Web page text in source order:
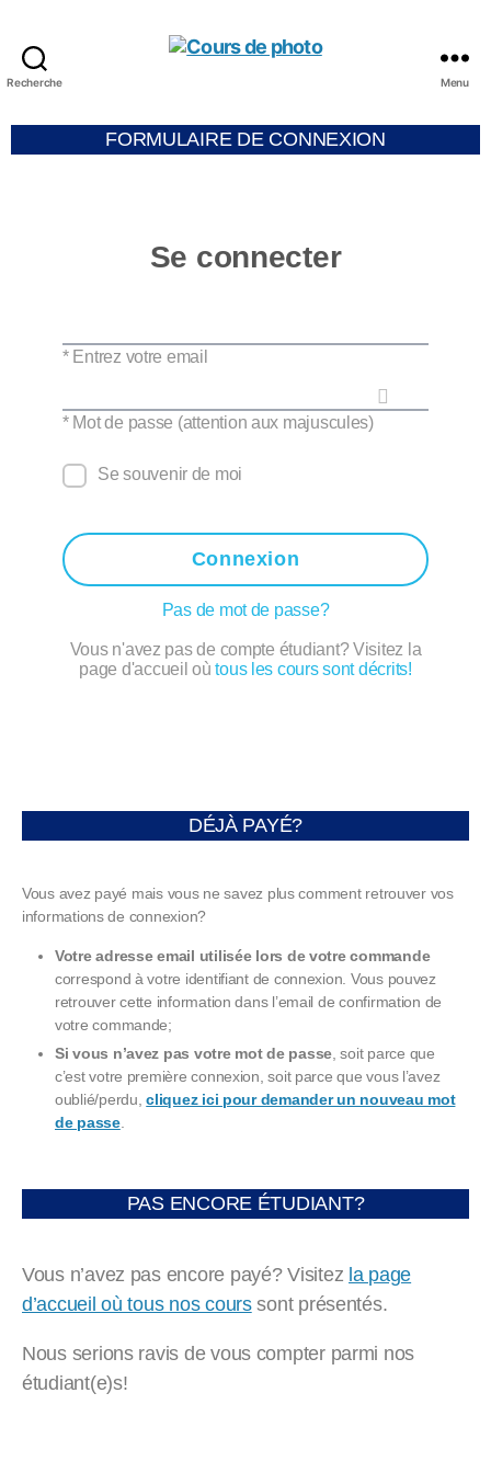
Recherche Menu
FORMULAIRE DE CONNEXION
Se connecter
* Entrez votre email
* Mot de passe (attention aux majuscules)
Se souvenir de moi
Connexion
Pas de mot de passe?
Vous n'avez pas de compte étudiant? Visitez la
page d'accueil oùtous les cours sont décrits!
DÉJÀ PAYÉ?
Vous avez payé mais vous ne savez plus comment retrouver vos
informations de connexion?
Votre adresse email utilisée lors de votre commande
correspond à votre identifiant de connexion. Vous pouvez
retrouver cette information dans l’email de confirmation de
votre commande;
Si vous n’avez pas votre mot de passe , soit parce que
c’est votre première connexion, soit parce que vous l’avez
oublié/perdu,cliquez ici pour demander un nouveau mot
de passe.
PAS ENCORE ÉTUDIANT?
Vous n’avez pas encore payé? Visitez la page
d’accueil où tous nos courssont présentés.
Nous serions ravis de vous compter parmi nos
étudiant(e)s!